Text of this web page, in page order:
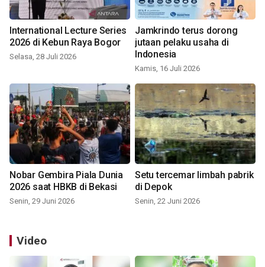
International Lecture Series
2026 di Kebun Raya Bogor
Selasa, 28 Juli 2026
Jamkrindo terus dorong
jutaan pelaku usaha di
Indonesia
Kamis, 16 Juli 2026
Nobar Gembira Piala Dunia
2026 saat HBKB di Bekasi
Senin, 29 Juni 2026
Setu tercemar limbah pabrik
di Depok
Senin, 22 Juni 2026
Video